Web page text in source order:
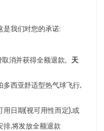
是我们对您的承诺:
消并获得全额退款。 天
西亚舒适型热气球飞行,
用日期(视可用性而定),或
排,将发放全额退款